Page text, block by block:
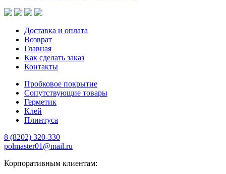
Доставка и оплата
Возврат
Главная
Как сделать заказ
Контакты
Пробковое покрытие
Сопутствующие товары
Герметик
Клей
Плинтуса
8 (8202) 320-330
polmaster01@mail.ru
Корпоративным клиентам: